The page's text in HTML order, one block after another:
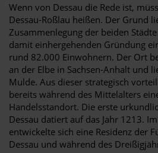
Wenn von Dessau die Rede ist,
Dessau-Roßlau heißen. Der Grund
Zusammenlegung der beiden
damit einhergehenden Gründung
rund 82.000 Einwohnern. Der Ort
an der Elbe in Sachsen-Anhalt und
Mulde. Aus dieser strategisch
bereits während des Mittelalters
Handelsstandort. Die erste
Dessau datiert auf das Jahr 1213.
entwickelte sich eine Residenz der
Dessau und während des